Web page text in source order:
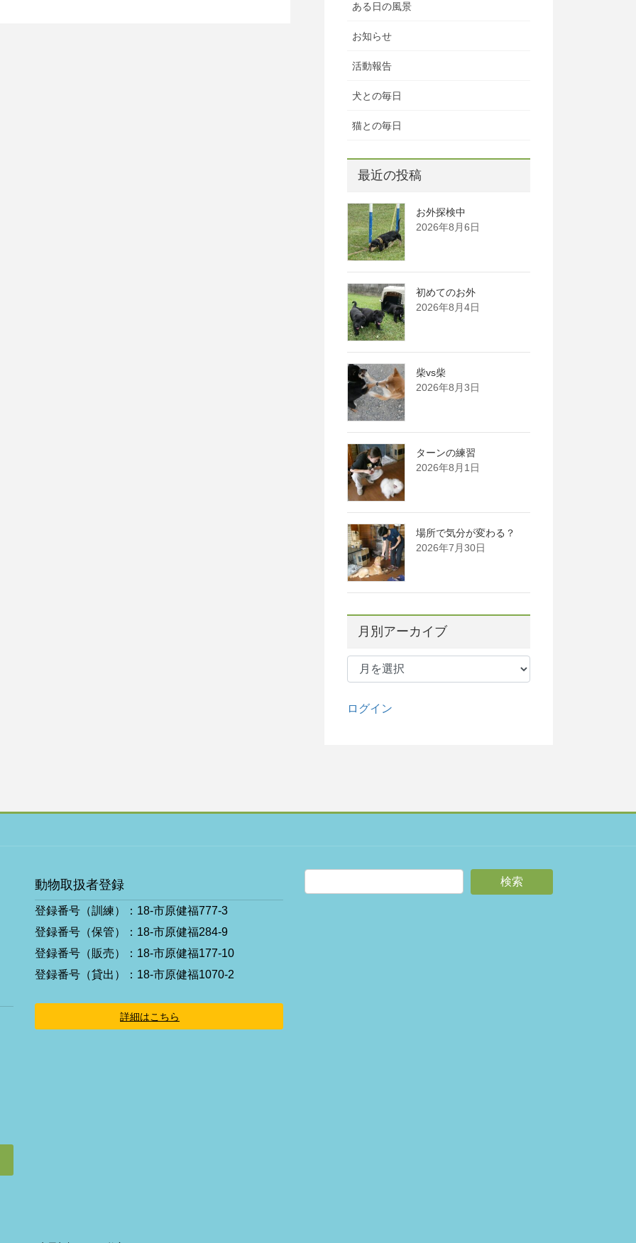
ある日の風景
お知らせ
活動報告
犬との毎日
猫との毎日
最近の投稿
お外探検中
2026年8月6日
初めてのお外
2026年8月4日
柴vs柴
2026年8月3日
ターンの練習
2026年8月1日
場所で気分が変わる？
2026年7月30日
月別アーカイブ
月
ー
ログイン
動物取扱者登録
登録番号（訓練）：18-市原健福777-3
登録番号（保管）：18-市原健福284-9
登録番号（販売）：18-市原健福177-10
登録番号（貸出）：18-市原健福1070-2
詳細はこちら